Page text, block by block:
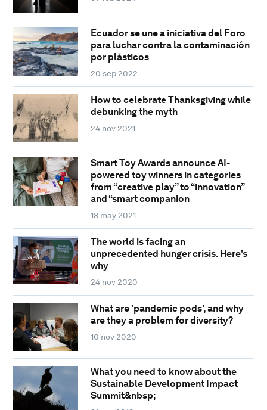
Ecuador se une a iniciativa del Foro
para luchar contra la contaminación
por plásticos
20 sep 2022
How to celebrate Thanksgiving while
debunking the myth
24 nov 2021
Smart Toy Awards announce AI-
powered toy winners in categories
from “creative play” to “innovation”
and “smart companion
18 may 2021
The world is facing an
unprecedented hunger crisis. Here's
why
24 nov 2020
What are 'pandemic pods', and why
are they a problem for diversity?
10 nov 2020
What you need to know about the
Sustainable Development Impact
Summit&nbsp;